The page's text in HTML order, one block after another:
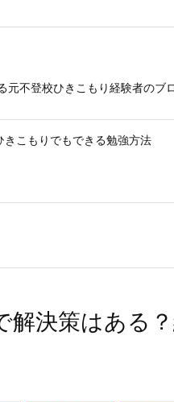
元不登校ひきこもり経験者のブ
きこもりでもできる勉強方法
解決策はある